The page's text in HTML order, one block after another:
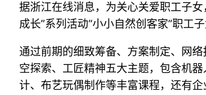
据浙江在线消息，为关心关爱职工子
成长”系列活动“小小自然创客家”职工
通过前期的细致筹备、方案制定、网
空探索、工匠精神五大主题，包含机
计、布艺玩偶制作等丰富课程，还有